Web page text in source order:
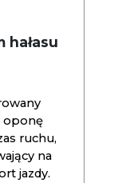
hałasu
oponę
ruchu,
na
jazdy.